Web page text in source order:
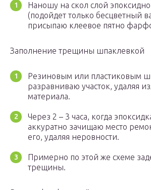
Наношу на скол слой
(подойдет только бесцветный
присыпаю клеевое пятно
Заполнение трещины шпаклевкой
Резиновым или пластиковым
разравниваю участок, удаляя
материала.
Через 2 – 3 часа, когда
аккуратно зачищаю место
его, удаляя неровности.
Примерно по этой же схеме
трещины.